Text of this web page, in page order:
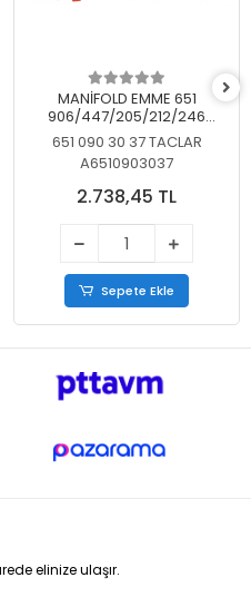
MANİFOLD EMME 651
906/447/205/212/246
KELEBEKSİZ
651 090 30 37 TACLAR
A6510903037
2.738,45 TL
Sepete Ekle
elinize ulaşır.